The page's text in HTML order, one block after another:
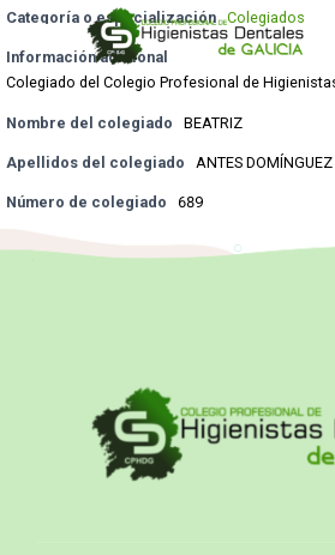
Categoría o especialización Colegiados
Información adicional
Colegiado del Colegio Profesional de
Nombre del colegiado BEATRIZ
Apellidos del colegiado ANTES DOMÍNGUEZ
Número de colegiado 689